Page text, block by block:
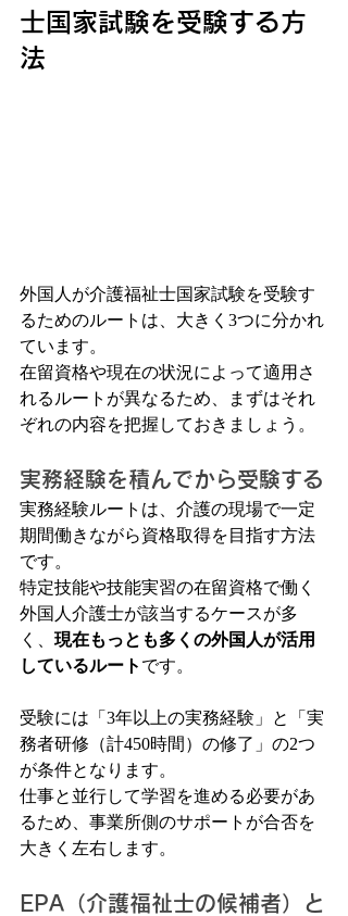
士国家試験を受験する方
法
外国人が介護福祉士国家試験を受験す
るためのルートは、大きく3つに分かれ
ています。
在留資格や現在の状況によって適用さ
れるルートが異なるため、まずはそれ
ぞれの内容を把握しておきましょう。
実務経験を積んでから受験する
実務経験ルートは、介護の現場で一定
期間働きながら資格取得を目指す方法
です。
特定技能や技能実習の在留資格で働く
外国人介護士が該当するケースが多
く、 現在もっとも多くの外国人が活用
しているルート です。
受験には「3年以上の実務経験」と「実
務者研修（計450時間）の修了」の2つ
が条件となります。
仕事と並行して学習を進める必要があ
るため、事業所側のサポートが合否を
大きく左右します。
EPA（介護福祉士の候補者）と